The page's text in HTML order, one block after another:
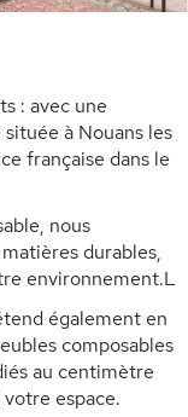
: avec une
à Nouans les
française dans le
nous
durables,
environnement.L
également en
composables
au centimètre
espace.